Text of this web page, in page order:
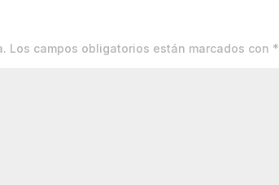
Los campos obligatorios están marcados con *